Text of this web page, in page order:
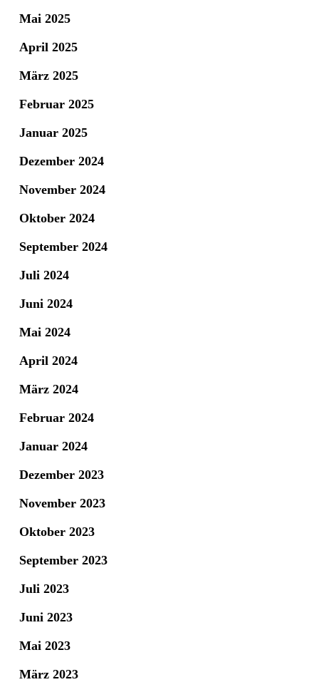
Mai 2025
April 2025
März 2025
Februar 2025
Januar 2025
Dezember 2024
November 2024
Oktober 2024
September 2024
Juli 2024
Juni 2024
Mai 2024
April 2024
März 2024
Februar 2024
Januar 2024
Dezember 2023
November 2023
Oktober 2023
September 2023
Juli 2023
Juni 2023
Mai 2023
März 2023